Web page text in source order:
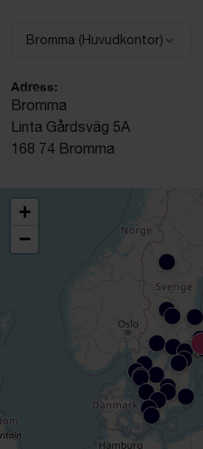
Välj anläggning:
Bromma (Huvudkontor)
Adress:
Bromma
Linta Gårdsväg 5A
168 74 Bromma
+
−